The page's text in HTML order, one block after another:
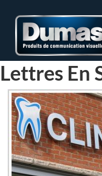
Lettres En